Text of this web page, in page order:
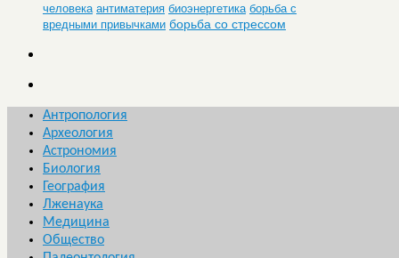
человека антиматерия биоэнергетика борьба с
вредными привычками борьба со стрессом
Антропология
Археология
Астрономия
Биология
География
Лженаука
Медицина
Общество